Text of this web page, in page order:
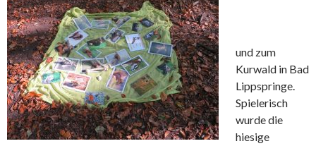
und zum
Kurwald in Bad
Lippspringe.
Spielerisch
wurde die
hiesige